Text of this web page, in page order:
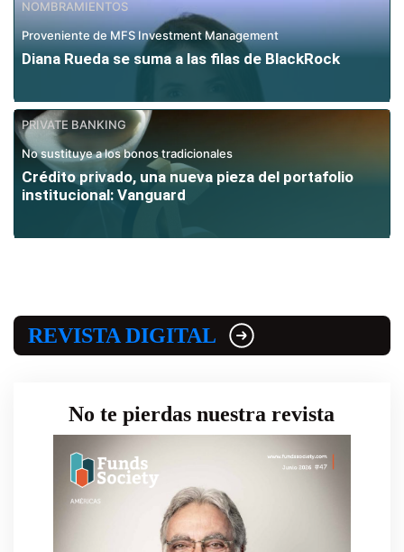
NOMBRAMIENTOS
Proveniente de MFS Investment Management
Diana Rueda se suma a las filas de BlackRock
PRIVATE BANKING
No sustituye a los bonos tradicionales
Crédito privado, una nueva pieza del portafolio
institucional: Vanguard
REVISTA DIGITAL
No te pierdas nuestra revista